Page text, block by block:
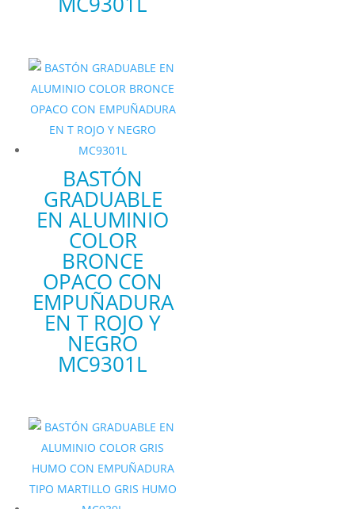
BASTÓN
GRADUABLE
EN ALUMINIO
COLOR
BRONCE
OPACO CON
EMPUÑADURA
EN T ROJO Y
NEGRO
MC9301L